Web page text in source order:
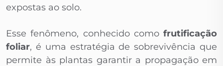
expostas ao solo.
Esse fenômeno, conhecido como frutificação
foliar, é uma estratégia de sobrevivência que
permite às plantas garantir a propagação em